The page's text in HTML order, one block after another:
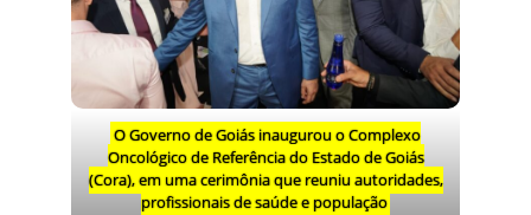
O Governo de Goiás inaugurou o Complexo
Oncológico de Referência do Estado de Goiás
(Cora), em uma cerimônia que reuniu autoridades,
profissionais de saúde e população